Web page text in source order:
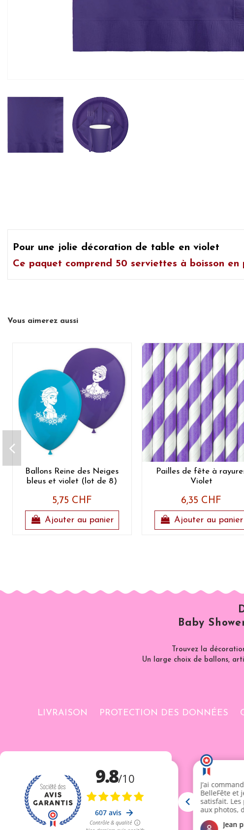
Pour une jolie décoration de table en violet
Ce paquet comprend 50 serviettes à boisson en
Vous aimerez aussi
Ballons Reine des Neiges
bleus et violet (lot de 8)
5,75 CHF
Ajouter au panier
Pailles de fête à
Violet
6,35 CHF
Ajouter au panier
Baby
Trouvez la
Un large choix de ballons,
LIVRAISON PROTECTION DES DONNÉES